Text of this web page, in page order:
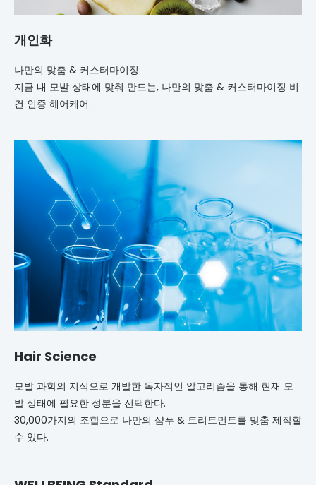
개인화
나만의 맞춤 & 커스터마이징
지금 내 모발 상태에 맞춰 만드는, 나만의 맞춤 & 커스터마이징 비
건 인증 헤어케어.
Hair Science
모발 과학의 지식으로 개발한 독자적인 알고리즘을 통해 현재 모
발 상태에 필요한 성분을 선택한다.
30,000가지의 조합으로 나만의 샴푸 & 트리트먼트를 맞춤 제작할
수 있다.